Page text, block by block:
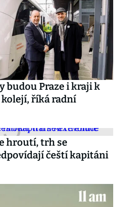
budou Praze i kraji k
říká radní
hroutí, trh se
čeští kapitáni